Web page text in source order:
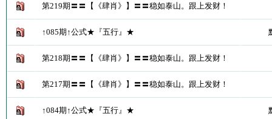
第219期〓〓【《肆肖》】〓〓稳如泰山。跟上发财！
↑085期↑公式★『五行』★
第218期〓〓【《肆肖》】〓〓稳如泰山。跟上发财！
第217期〓〓【《肆肖》】〓〓稳如泰山。跟上发财！
↑084期↑公式★『五行』★